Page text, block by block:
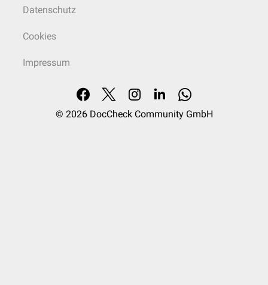
Datenschutz
Cookies
Impressum
© 2026 DocCheck Community GmbH